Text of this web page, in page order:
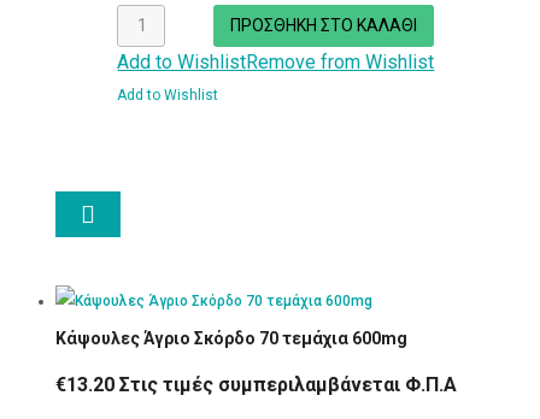
Κάψουλες
Κουρκουμά
ποσότητα
ΠΡΟΣΘΉΚΗ ΣΤΟ ΚΑΛΆΘΙ
Add to WishlistRemove from Wishlist
Add to Wishlist

Κάψουλες Άγριο Σκόρδο 70 τεμάχια 600mg
€13.20 Στις τιμές συμπεριλαμβάνεται Φ.Π.Α